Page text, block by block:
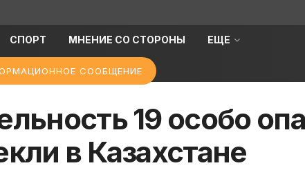
СПОРТ МНЕНИЕ СО СТОРОНЫ ЕЩЕ
СООБЩЕНИЕ
19 особо
в Казахстане